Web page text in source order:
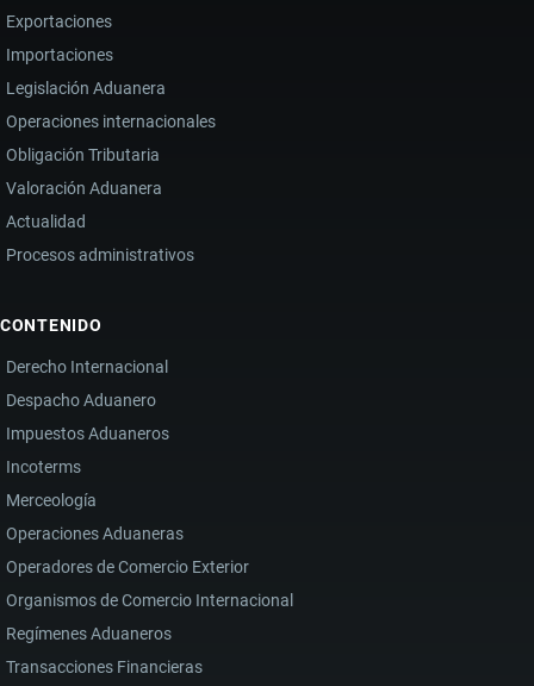
Exportaciones
Importaciones
Legislación Aduanera
Operaciones internacionales
Obligación Tributaria
Valoración Aduanera
Actualidad
Procesos administrativos
CONTENIDO
Derecho Internacional
Despacho Aduanero
Impuestos Aduaneros
Incoterms
Merceología
Operaciones Aduaneras
Operadores de Comercio Exterior
Organismos de Comercio Internacional
Regímenes Aduaneros
Transacciones Financieras